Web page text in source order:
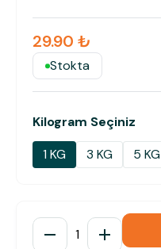
29.90 ₺
Stokta
Kilogram Seçiniz
1 KG
3 KG 5 KG
1